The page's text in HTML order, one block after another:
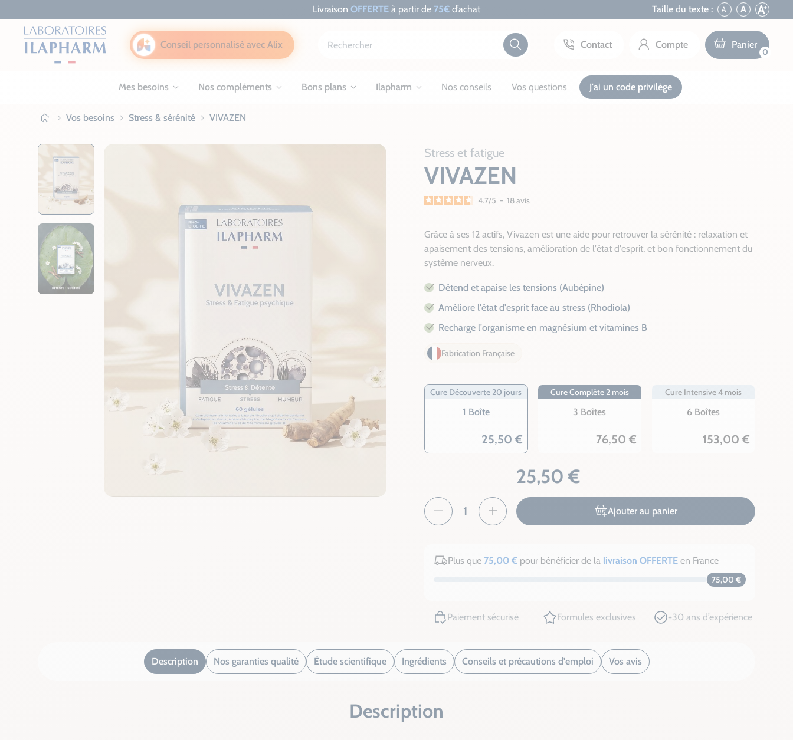
Livraison OFFERTE à partir de 75€ d’achat Taille du texte : A- A A+
Conseil personnalisé avec Alix Contact Compte Panier
0
Mes besoins Nos compléments Bons plans Ilapharm Nos conseils Vos questions J'ai un code privilège
IlapharmVos besoins Stress & sérénité VIVAZEN
Stress et fatigue
VIVAZEN
4.7/5 - 18avis
Grâce à ses 12 actifs, Vivazen est une aide pour retrouver la sérénité : relaxation et
apaisement des tensions, amélioration de l'état d'esprit, et bon fonctionnement du
système nerveux.
Détend et apaise les tensions (Aubépine)
Améliore l'état d'esprit face au stress (Rhodiola)
Recharge l'organisme en magnésium et vitamines B
Fabrication Française
Cure Découverte 20 jours
1 Boîte
25,50 €
Cure Complète 2 mois
3 Boîtes
76,50 €
Cure Intensive 4 mois
6 Boîtes
153,00 €
25,50 €
Ajouter au panier
Plus que 75,00 € pour bénéficier de la livraison OFFERTEen France
75,00 €
Paiement sécurisé Formules exclusives +30 ans d’expérience
Description Nos garanties qualité Étude scientifique Ingrédients Conseils et précautions d'emploi Vos avis
Description